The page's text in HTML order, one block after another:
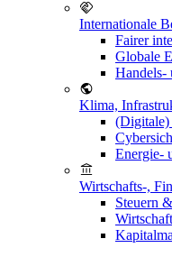
Internationale
Fairer
Globale
Handels-
Klima,
Energie-
Wirtschafts-,
Steuern